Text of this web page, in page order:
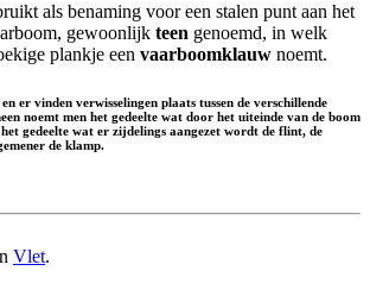
als benaming voor een stalen punt aan het
gewoonlijk teen genoemd, in welk
plankje een vaarboomklauw noemt.
er vinden verwisselingen plaats tussen de verschillende
noemt men het gedeelte wat door het uiteinde van de boom
gedeelte wat er zijdelings aangezet wordt de flint, de
de klamp.
Vlet.